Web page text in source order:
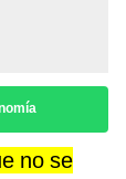
no se